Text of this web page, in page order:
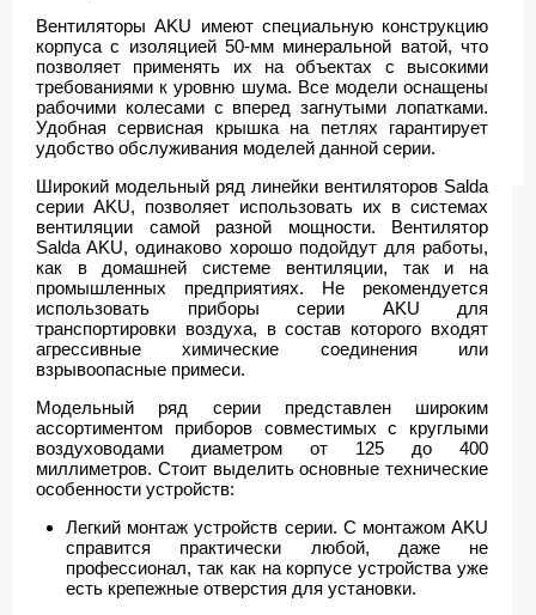
Вентиляторы AKU имеют специальную конструкцию
корпуса с изоляцией 50-мм минеральной ватой, что
позволяет применять их на объектах с высокими
требованиями к уровню шума. Все модели оснащены
рабочими колесами с вперед загнутыми лопатками.
Удобная сервисная крышка на петлях гарантирует
удобство обслуживания моделей данной серии.
Широкий модельный ряд линейки вентиляторов Salda
серии AKU, позволяет использовать их в системах
вентиляции самой разной мощности. Вентилятор
Salda AKU, одинаково хорошо подойдут для работы,
как в домашней системе вентиляции, так и на
промышленных предприятиях. Не рекомендуется
использовать приборы серии AKU для
транспортировки воздуха, в состав которого входят
агрессивные химические соединения или
взрывоопасные примеси.
Модельный ряд серии представлен широким
ассортиментом приборов совместимых с круглыми
воздуховодами диаметром от 125 до 400
миллиметров. Стоит выделить основные технические
особенности устройств:
Легкий монтаж устройств серии. С монтажом AKU
справится практически любой, даже не
профессионал, так как на корпусе устройства уже
есть крепежные отверстия для установки.